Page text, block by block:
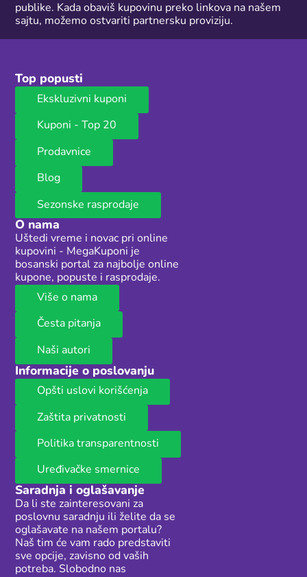
publike. Kada obaviš kupovinu preko linkova na našem
sajtu, možemo ostvariti partnersku proviziju.
Top popusti
Ekskluzivni kuponi
Kuponi - Top 20
Prodavnice
Blog
Sezonske rasprodaje
O nama
Uštedi vreme i novac pri online
kupovini - MegaKuponi je
bosanski portal za najbolje online
kupone, popuste i rasprodaje.
Više o nama
Česta pitanja
Naši autori
Informacije o poslovanju
Opšti uslovi korišćenja
Zaštita privatnosti
Politika transparentnosti
Uređivačke smernice
Saradnja i oglašavanje
Da li ste zainteresovani za
poslovnu saradnju ili želite da se
oglašavate na našem portalu?
Naš tim će vam rado predstaviti
sve opcije, zavisno od vaših
potreba. Slobodno nas